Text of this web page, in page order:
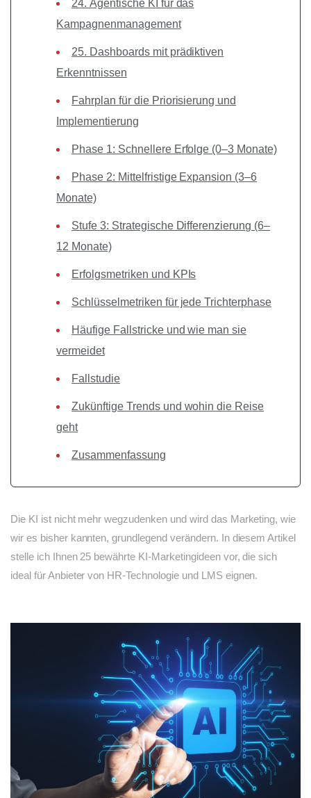
24. Agentische KI für das
Kampagnenmanagement
25. Dashboards mit prädiktiven
Erkenntnissen
Fahrplan für die Priorisierung und
Implementierung
Phase 1: Schnellere Erfolge (0–3 Monate)
Phase 2: Mittelfristige Expansion (3–6
Monate)
Stufe 3: Strategische Differenzierung (6–
12 Monate)
Erfolgsmetriken und KPIs
Schlüsselmetriken für jede Trichterphase
Häufige Fallstricke und wie man sie
vermeidet
Fallstudie
Zukünftige Trends und wohin die Reise
geht
Zusammenfassung
Die KI ist nicht mehr wegzudenken und wird das Marketing, wie
wir es bisher kannten, grundlegend verändern. In diesem Artikel
stelle ich Ihnen 25 bewährte KI-Marketingideen vor, die sich
ideal für Anbieter von HR-Technologie und LMS eignen.